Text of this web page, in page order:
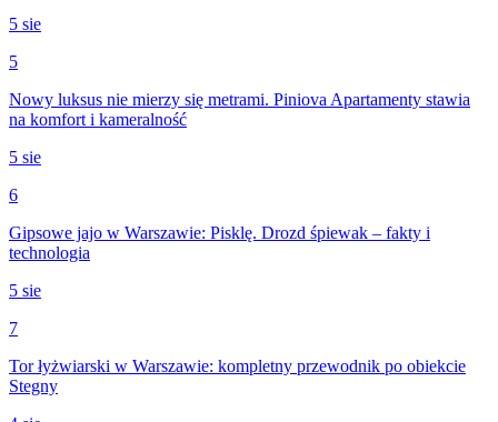
5 sie
5
Nowy luksus nie mierzy się metrami. Piniova Apartamenty stawia
na komfort i kameralność
5 sie
6
Gipsowe jajo w Warszawie: Pisklę. Drozd śpiewak – fakty i
technologia
5 sie
7
Tor łyżwiarski w Warszawie: kompletny przewodnik po obiekcie
Stegny